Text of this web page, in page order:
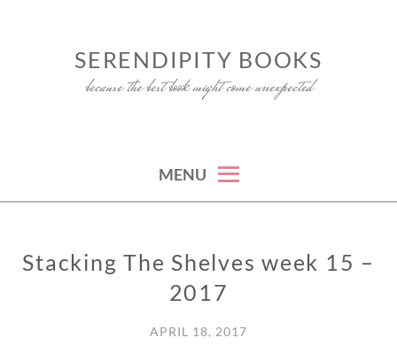
SERENDIPITY BOOKS
because the best book might come unexpected
MENU
STACKING
Stacking The Shelves week 15 –
2017
APRIL 18, 2017